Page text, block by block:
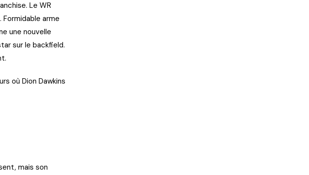
Le WR
arme
une nouvelle
sur le backfield.
où Dion Dawkins
mais son